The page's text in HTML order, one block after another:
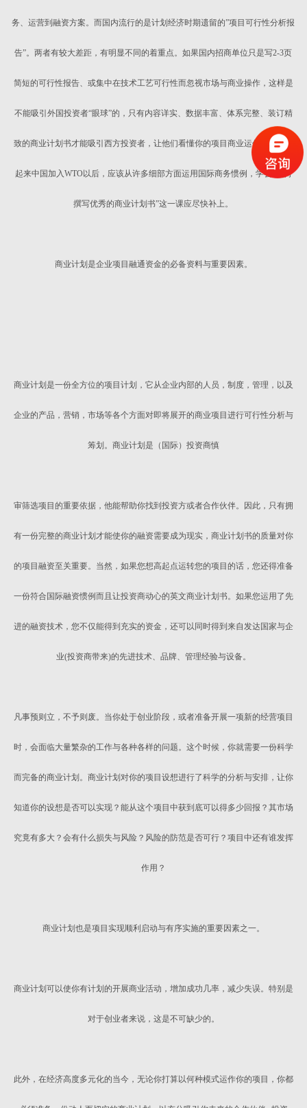
务、运营到融资方案。而国内流行的是计划经济时期遗留的”项目可行性分析报
告”。两者有较大差距，有明显不同的着重点。如果国内招商单位只是写2-3页
简短的可行性报告、或集中在技术工艺可行性而忽视市场与商业操作，这样是
不能吸引外国投资者“眼球”的，只有内容详实、数据丰富、体系完整、装订精
致的商业计划书才能吸引西方投资者，让他们看懂你的项目商业运作计划。看
起来中国加入WTO以后，应该从许多细部方面运用国际商务惯例，学会“如何
撰写优秀的商业计划书”这一课应尽快补上。
商业计划是企业项目融通资金的必备资料与重要因素。
商业计划是一份全方位的项目计划，它从企业内部的人员，制度，管理，以及
企业的产品，营销，市场等各个方面对即将展开的商业项目进行可行性分析与
筹划。商业计划是（国际）投资商慎
审筛选项目的重要依据，他能帮助你找到投资方或者合作伙伴。因此，只有拥
有一份完整的商业计划才能使你的融资需要成为现实，商业计划书的质量对你
的项目融资至关重要。当然，如果您想高起点运转您的项目的话，您还得准备
一份符合国际融资惯例而且让投资商动心的英文商业计划书。如果您运用了先
进的融资技术，您不仅能得到充实的资金，还可以同时得到来自发达国家与企
业(投资商带来)的先进技术、品牌、管理经验与设备。
凡事预则立，不予则废。当你处于创业阶段，或者准备开展一项新的经营项目
时，会面临大量繁杂的工作与各种各样的问题。这个时候，你就需要一份科学
而完备的商业计划。商业计划对你的项目设想进行了科学的分析与安排，让你
知道你的设想是否可以实现？能从这个项目中获到底可以得多少回报？其市场
究竟有多大？会有什么损失与风险？风险的防范是否可行？项目中还有谁发挥
作用？
商业计划也是项目实现顺利启动与有序实施的重要因素之一。
商业计划可以使你有计划的开展商业活动，增加成功几率，减少失误。特别是
对于创业者来说，这是不可缺少的。
此外，在经济高度多元化的当今，无论你打算以何种模式运作你的项目，你都